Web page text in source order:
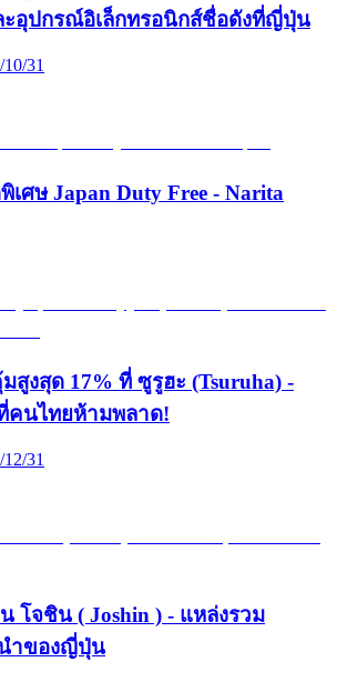
ะอุปกรณ์อิเล็กทรอนิกส์ชื่อดังที่ญี่ปุ่น
10/31
ศษ Japan Duty Free - Narita
สูงสุด 17% ที่ ซูรูฮะ (Tsuruha) -
นไทยห้ามพลาด!
31
โจชิน ( Joshin ) - แหล่งรวม
ำของญี่ปุ่น